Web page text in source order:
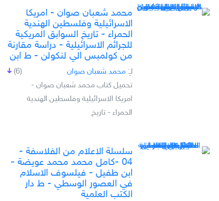
محمد شعبان صوان - امريكا
الاسرائيلية وفلسطين الهندية
الحمراء - تاريخ السوابق المريكية
للجرائم الاسرائيلية - دراسة مقارنة
من كولمبس الي لنكولن - ط ابن
(6) لـِ: محمد شعبان صوان
تحميل كتاب محمد شعبان صوان -
امريكا الاسرائيلية وفلسطين الهندية
الحمراء - تاريخ
سلسلة الاعلام من الفلاسفة -
04 -كامل محمد محمد عويضة -
ابن طفيل - فيلسوف الاسلام
في العصور الوسطي - ط دار
الكتب العلمية